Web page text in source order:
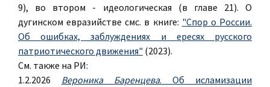
9), во втором - идеологическая (в главе 21). О
дугинском евразийстве смс. в книге: "Спор о России.
Об ошибках, заблуждениях и ересях русского
патриотического движения" (2023).
См. также на РИ:
1.2.2026 Вероника Баренцева. Об исламизации